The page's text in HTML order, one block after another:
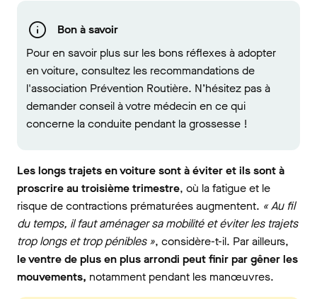
Bon à savoir
Pour en savoir plus sur les bons réflexes à adopter
en voiture, consultez les recommandations de
l'association Prévention Routière. N’hésitez pas à
demander conseil à votre médecin en ce qui
concerne la conduite pendant la grossesse !
Les longs trajets en voiture sont à éviter et ils sont à
proscrire au troisième trimestre, où la fatigue et le
risque de contractions prématurées augmentent. « Au fil
du temps, il faut aménager sa mobilité et éviter les trajets
trop longs et trop pénibles », considère-t-il. Par ailleurs,
le ventre de plus en plus arrondi peut finir par gêner les
mouvements, notamment pendant les manœuvres.